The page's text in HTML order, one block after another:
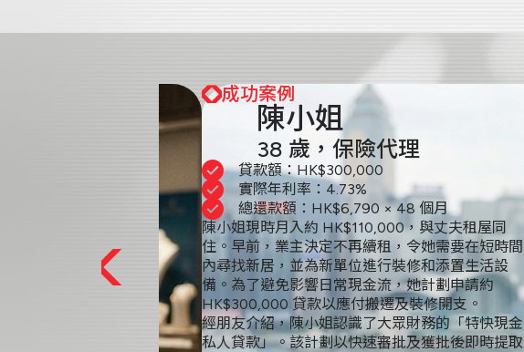
成功案例
林先生
48 歲，珠寶零售顧問
貸款額：HK$95,000
實際年利率：5.19%
總還款額：HK$2,169 × 48 個月
林先生月入約 HK$19,000，生活開支穩定。由於
家人突發健康問題，他急需一筆約 HK$90,000 的
資金以應付醫療開支。
林先生偶然在網上看到大眾財務「特快現金私人貸
款」的廣告，該計劃提供快速批核服務，成功申請
後可即時提取現金，貸款額高達 HK$800,000，這
正好符合他的緊急需要。